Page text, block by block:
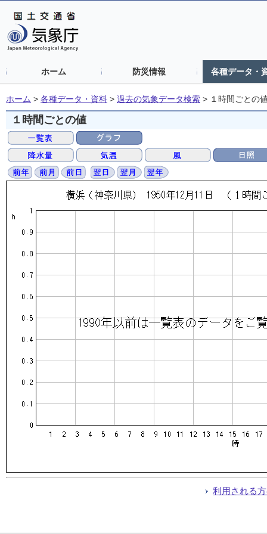
ホーム 防災情報 各種データ・
ホーム > 各種データ・資料 > 過去の気象データ検索 > １時間ごとの
１時間ごとの値
利用される